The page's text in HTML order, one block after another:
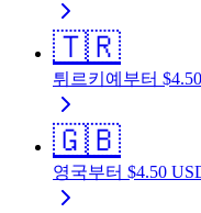
🇹🇷
튀르키예 부터 $4.50
🇬🇧
영국부터 $4.50